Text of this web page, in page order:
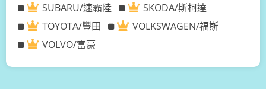
SUBARU/速霸陸
SKODA/斯柯達
TOYOTA/豐田
VOLKSWAGEN/福斯
VOLVO/富豪